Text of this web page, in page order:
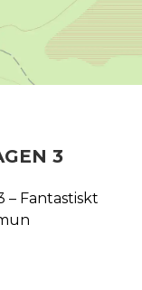
3
– Fantastiskt